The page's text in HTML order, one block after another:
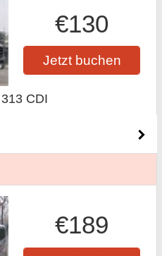
€130
Jetzt buchen
CDI
€189